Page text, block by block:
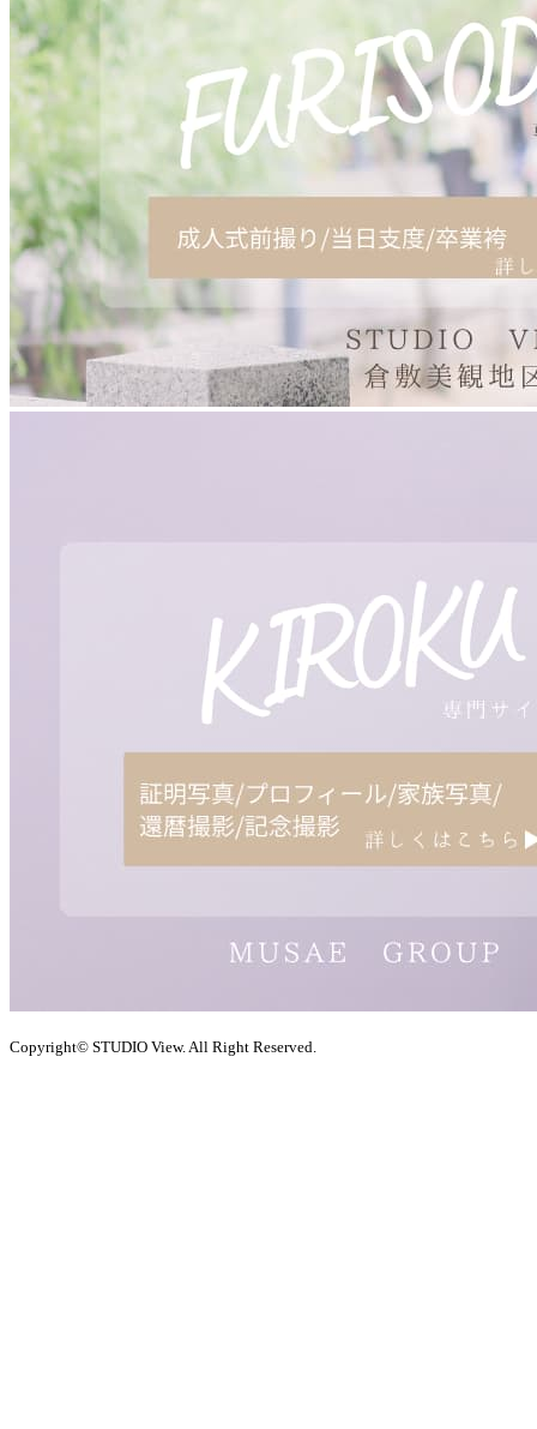
Copyright© STUDIO View. All Right Reserved.